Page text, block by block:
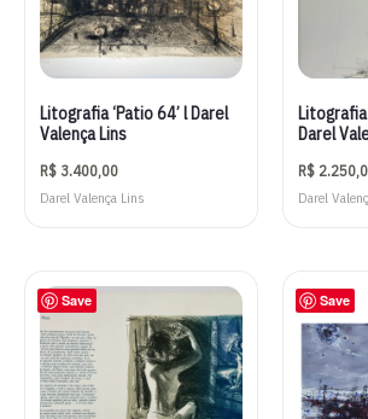
Litografia ‘Patio 64’ l Darel
Valença Lins
R$ 3.400,00
Darel Valença Lins
Litografia
Darel
R$
Darel
Save Save